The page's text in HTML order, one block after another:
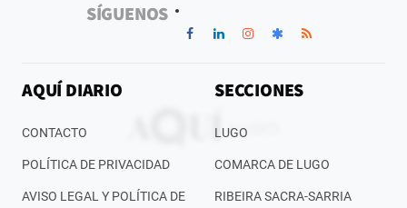
SÍGUENOS
AQUÍ DIARIO
CONTACTO
POLÍTICA DE PRIVACIDAD
AVISO LEGAL Y POLÍTICA DE
SECCIONES
LUGO
COMARCA DE LUGO
RIBEIRA SACRA-SARRIA